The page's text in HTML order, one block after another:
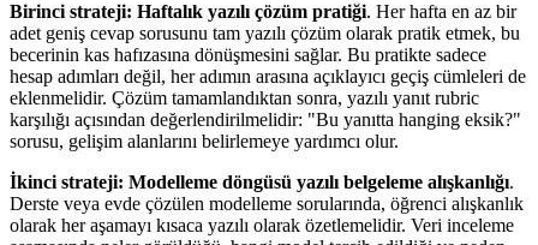
Birinci strateji: Haftalık yazılı çözüm pratiği. Her hafta en az bir
adet geniş cevap sorusunu tam yazılı çözüm olarak pratik etmek, bu
becerinin kas hafızasına dönüşmesini sağlar. Bu pratikte sadece
hesap adımları değil, her adımın arasına açıklayıcı geçiş cümleleri de
eklenmelidir. Çözüm tamamlandıktan sonra, yazılı yanıt rubric
karşılığı açısından değerlendirilmelidir: "Bu yanıtta hanging eksik?"
sorusu, gelişim alanlarını belirlemeye yardımcı olur.
İkinci strateji: Modelleme döngüsü yazılı belgeleme alışkanlığı.
Derste veya evde çözülen modelleme sorularında, öğrenci alışkanlık
olarak her aşamayı kısaca yazılı olarak özetlemelidir. Veri inceleme